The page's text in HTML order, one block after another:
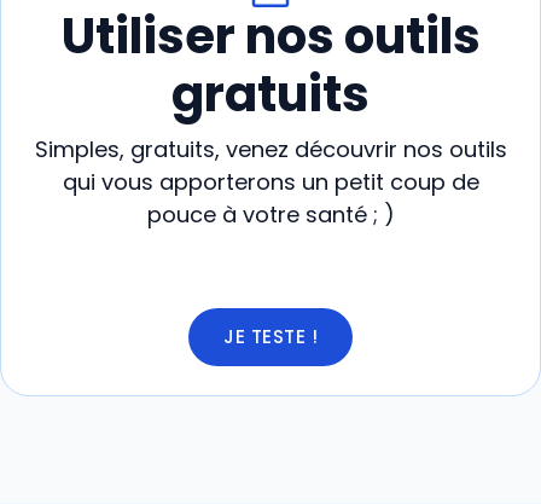
Utiliser nos outils
gratuits
Simples, gratuits, venez découvrir nos outils
qui vous apporterons un petit coup de
pouce à votre santé ; )
JE TESTE !